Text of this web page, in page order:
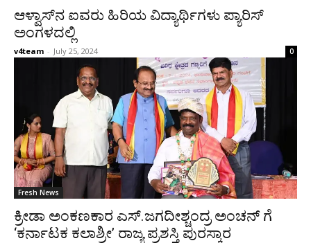
ಆಳ್ವಾಸ್‌ನ ಐವರು ಹಿರಿಯ ವಿದ್ಯಾರ್ಥಿಗಳು ಪ್ಯಾರಿಸ್
ಅಂಗಳದಲ್ಲಿ
v4team - July 25, 2024 0
Fresh News
ಕ್ರೀಡಾ ಅಂಕಣಕಾರ ಎಸ್.ಜಗದೀಶ್ಚಂದ್ರ ಅಂಚನ್ ಗೆ
‘ಕರ್ನಾಟಕ ಕಲಾಶ್ರೀ’ ರಾಜ್ಯ ಪ್ರಶಸ್ತಿ ಪುರಸ್ಕಾರ